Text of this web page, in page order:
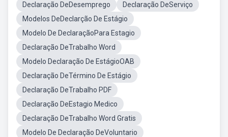
Declaração DeDesemprego
Declaração DeServiço
Modelos DeDeclarção De Estágio
Modelo De DeclaraçãoPara Estagio
Declaração DeTrabalho Word
Modelo Declaração De EstágioOAB
Declaração DeTérmino De Estágio
Declaração DeTrabalho PDF
Declaração DeEstagio Medico
Declaração DeTrabalho Word Gratis
Modelo De Declaração DeVoluntario